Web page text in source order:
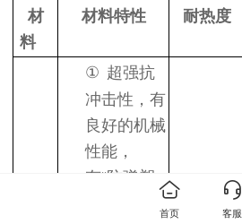
材
料
材料特性 耐热度
① 超强抗
冲击性，有
良好的机械
性能，
有“防弹塑
首页 客服